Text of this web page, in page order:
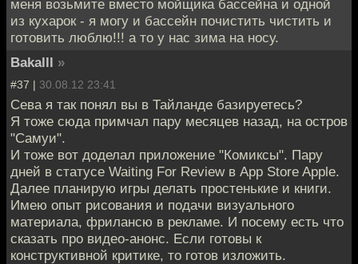
меня возьмите вместо мойщика бассейна и одной
из кухарок - я могу и бассейн почистить чистить и
готовить люблю!!! а то у нас зима на носу.
Bakalll »
#37 | 30.08.12 23:41
Сева я так понял вы в Тайланде базируетесь?
Я тоже сюда примчал пару месяцев назад, на остров
"Самуи".
И тоже вот доделал приложение "Комиксы". Пару
дней в статусе Waiting For Review в App Store Apple.
Далее планирую игры делать простенькие и книги.
Имею опыт рисования и подачи визуального
материала, фрилансю в рекламе. И посему есть что
сказать про видео-анонс. Если готовы к
конструктивной критике, то готов изложить.